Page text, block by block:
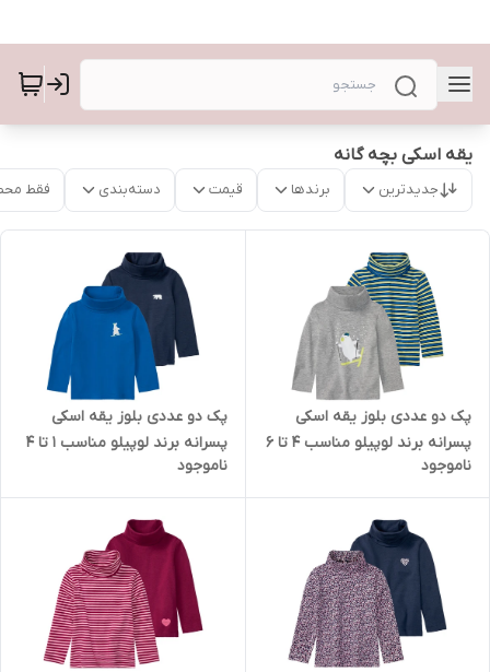
یقه اسکی بچه گانه
جدیدترین برندها قیمت دسته‌بندی فقط
پک دو عددی بلوز یقه اسکی
پسرانه برند لوپیلو مناسب 4 تا 6
سال
ناموجود
پک دو عددی بلوز یقه اسکی
پسرانه برند لوپیلو مناسب 1 تا 4
سال
ناموجود